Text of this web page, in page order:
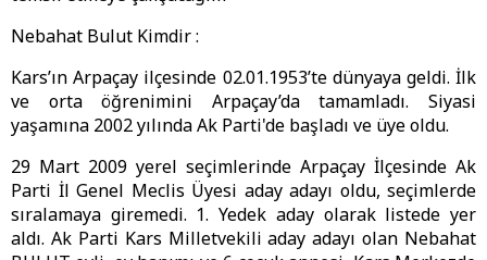
Nebahat Bulut Kimdir :
Kars’ın Arpaçay ilçesinde 02.01.1953’te dünyaya geldi. İlk
ve orta öğrenimini Arpaçay’da tamamladı. Siyasi
yaşamına 2002 yılında Ak Parti'de başladı ve üye oldu.
29 Mart 2009 yerel seçimlerinde Arpaçay İlçesinde Ak
Parti İl Genel Meclis Üyesi aday adayı oldu, seçimlerde
sıralamaya giremedi. 1. Yedek aday olarak listede yer
aldı. Ak Parti Kars Milletvekili aday adayı olan Nebahat